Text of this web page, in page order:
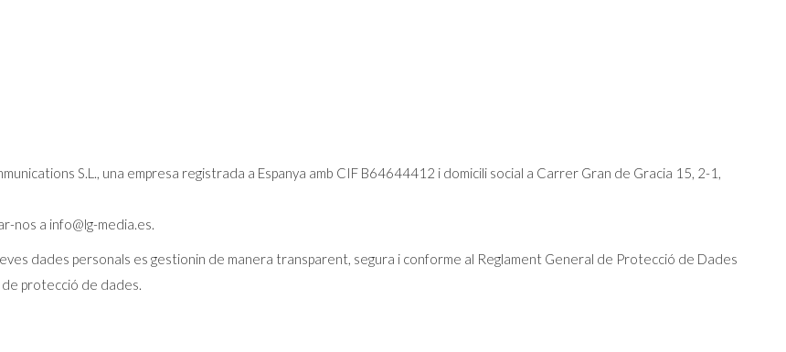
S.L., una empresa registrada a Espanya amb CIF B64644412 i domicili social a Carrer Gran de Gracia 15, 2-1,
nos a info@lg-media.es.
dades personals es gestionin de manera transparent, segura i conforme al Reglament General de Protecció de Dades
de protecció de dades.